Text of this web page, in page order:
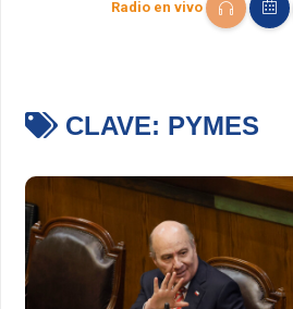
Radio en vivo
CLAVE: PYMES